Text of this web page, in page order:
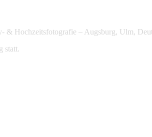
& Hochzeitsfotografie – Augsburg, Ulm,
statt.